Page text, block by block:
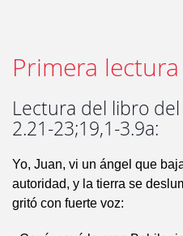
Primera lectura
Lectura del libro
2.21-23;19,1-3.9a:
Yo, Juan, vi un ángel que
autoridad, y la tierra se
gritó con fuerte voz: